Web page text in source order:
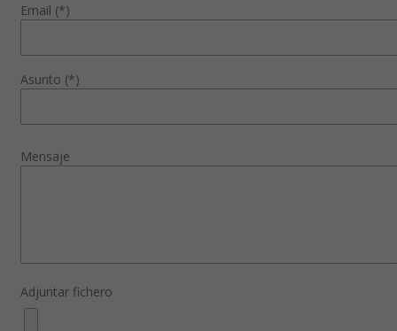
Email (*)
Asunto (*)
Mensaje
Adjuntar fichero